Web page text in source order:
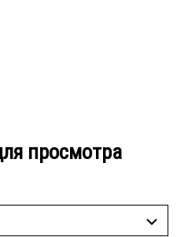
просмотра